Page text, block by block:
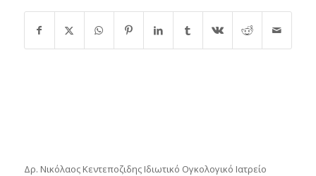
Δρ. Νικόλαος Κεντεποζιδης Ιδιωτικό Ογκολογικό Ιατρείο